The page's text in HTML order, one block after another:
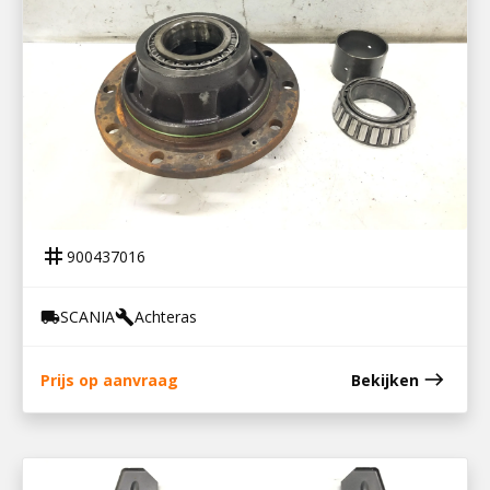
WIELNAAF RP 832
tag 900437016
local_shippingSCANIAbuildAchteras
Prijs op aanvraag Bekijken east